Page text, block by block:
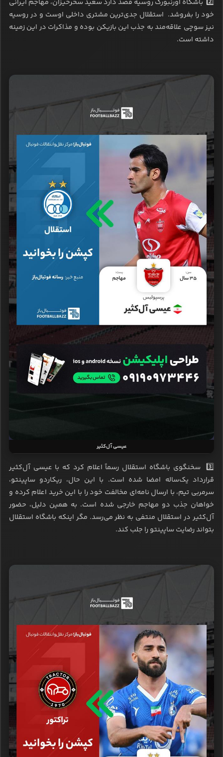
2️⃣ باشگاه اورنبورگ روسیه قصد دارد سعید سحرخیزان، مهاجم ایرانی
خود را بفروشد. استقلال جدی‌ترین مشتری داخلی اوست و در روسیه
نیز سوچی علاقه‌مند به جذب این بازیکن بوده و مذاکرات در این زمینه
داشته است.
عیسی آل‌کثیر
3️⃣ سخنگوی باشگاه استقلال رسماً اعلام کرد که با عیسی آل‌کثیر
قرارداد یک‌ساله امضا شده است. با این حال، ریکاردو ساپینتو،
سرمربی تیم، با ارسال نامه‌ای مخالفت خود را با این خرید اعلام کرده و
خواهان جذب دو مهاجم خارجی شده است. به همین دلیل، حضور
آل‌کثیر در استقلال منتفی به نظر می‌رسد. مگر اینکه باشگاه استقلال
بتواند رضایت ساپینتو را جلب کند.